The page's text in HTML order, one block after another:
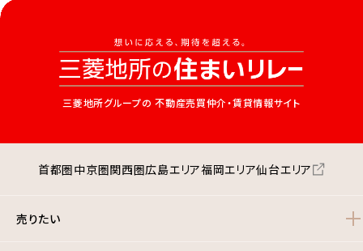
三菱地所グループの 不動産売買仲介・賃貸情報サイト
首都圏中京圏関西圏広島エリア福岡エリア仙台エリア
売りたい